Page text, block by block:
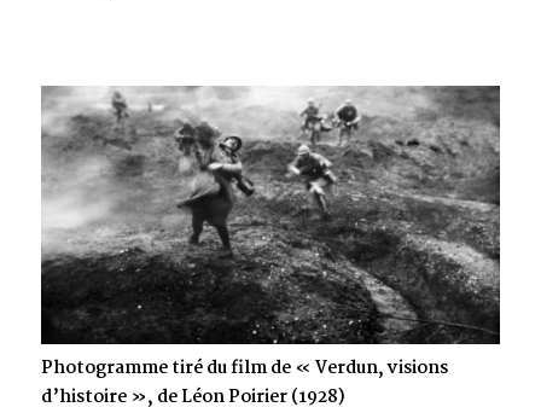
Photogramme tiré du film de « Verdun, visions
d’histoire », de Léon Poirier (1928)